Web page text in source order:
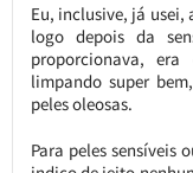
Eu, inclusive, já usei,
logo depois da
proporcionava,
limpando super
peles oleosas.
Para peles sensíveis